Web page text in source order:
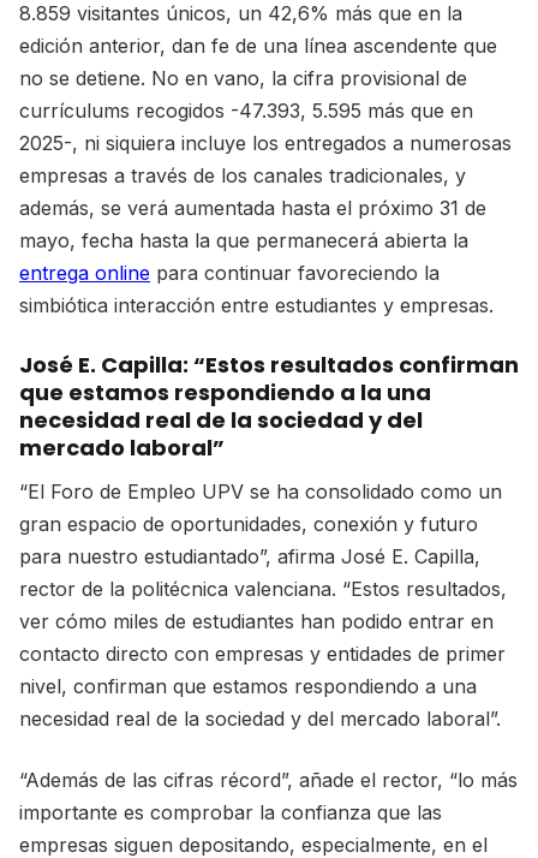
8.859 visitantes únicos, un 42,6% más que en la
edición anterior, dan fe de una línea ascendente que
no se detiene. No en vano, la cifra provisional de
currículums recogidos -47.393, 5.595 más que en
2025-, ni siquiera incluye los entregados a numerosas
empresas a través de los canales tradicionales, y
además, se verá aumentada hasta el próximo 31 de
mayo, fecha hasta la que permanecerá abierta la
entrega online para continuar favoreciendo la
simbiótica interacción entre estudiantes y empresas.
José E. Capilla: “Estos resultados confirman
que estamos respondiendo a la una
necesidad real de la sociedad y del
mercado laboral”
“El Foro de Empleo UPV se ha consolidado como un
gran espacio de oportunidades, conexión y futuro
para nuestro estudiantado”, afirma José E. Capilla,
rector de la politécnica valenciana. “Estos resultados,
ver cómo miles de estudiantes han podido entrar en
contacto directo con empresas y entidades de primer
nivel, confirman que estamos respondiendo a una
necesidad real de la sociedad y del mercado laboral”.
“Además de las cifras récord”, añade el rector, “lo más
importante es comprobar la confianza que las
empresas siguen depositando, especialmente, en el